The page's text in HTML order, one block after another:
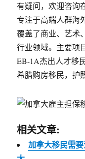
有疑问，欢迎咨询
专注于高端人群海
覆盖了商业、艺术
行业领域。主要项
EB-1A杰出人才移
希腊购房移民，护
相关文章:
加拿大移民需